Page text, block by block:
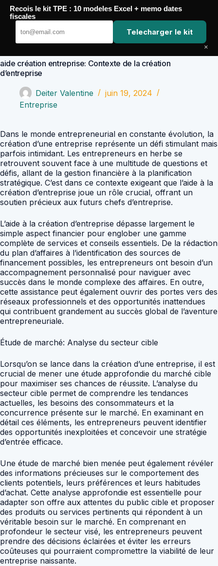
Passer
contenu
Comptabilité Job
aide création entreprise: Contexte de la création
d’entreprise
Deiter Valentine
juin 19, 2024
Entreprise
Dans le monde entrepreneurial en constante évolution, la
création d’une entreprise représente un défi stimulant mais
parfois intimidant. Les entrepreneurs en herbe se
retrouvent souvent face à une multitude de questions et
défis, allant de la gestion financière à la planification
stratégique. C’est dans ce contexte exigeant que l’aide à la
création d’entreprise joue un rôle crucial, offrant un
soutien précieux aux futurs chefs d’entreprise.
L’aide à la création d’entreprise dépasse largement le
simple aspect financier pour englober une gamme
complète de services et conseils essentiels. De la rédaction
du plan d’affaires à l’identification des sources de
financement possibles, les entrepreneurs ont besoin d’un
accompagnement personnalisé pour naviguer avec
succès dans le monde complexe des affaires. En outre,
cette assistance peut également ouvrir des portes vers des
réseaux professionnels et des opportunités inattendues
qui contribuent grandement au succès global de l’aventure
entrepreneuriale.
Étude de marché: Analyse du secteur cible
Lorsqu’on se lance dans la création d’une entreprise, il est
crucial de mener une étude approfondie du marché cible
pour maximiser ses chances de réussite. L’analyse du
secteur cible permet de comprendre les tendances
actuelles, les besoins des consommateurs et la
concurrence présente sur le marché. En examinant en
détail ces éléments, les entrepreneurs peuvent identifier
des opportunités inexploitées et concevoir une stratégie
d’entrée efficace.
Une étude de marché bien menée peut également révéler
des informations précieuses sur le comportement des
clients potentiels, leurs préférences et leurs habitudes
d’achat. Cette analyse approfondie est essentielle pour
adapter son offre aux attentes du public cible et proposer
des produits ou services pertinents qui répondent à un
véritable besoin sur le marché. En comprenant en
profondeur le secteur visé, les entrepreneurs peuvent
prendre des décisions éclairées et éviter les erreurs
coûteuses qui pourraient compromettre la viabilité de leur
entreprise naissante.
Recois le kit TPE : 10 modeles Excel + memo dates
fiscales
Telecharger le kit
×